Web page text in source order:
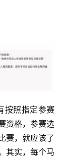
资格，参赛选
赛，就应该了
其实，每个马